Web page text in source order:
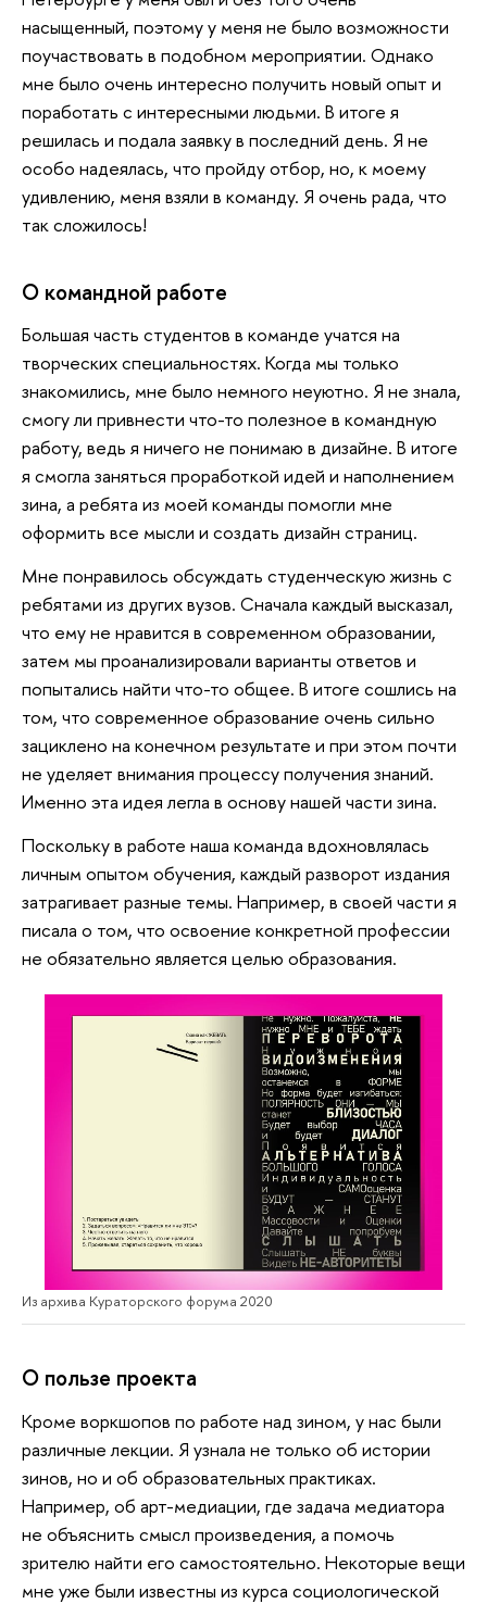
насыщенный, поэтому у меня не было возможности
поучаствовать в подобном мероприятии. Однако
мне было очень интересно получить новый опыт и
поработать с интересными людьми. В итоге я
решилась и подала заявку в последний день. Я не
особо надеялась, что пройду отбор, но, к моему
удивлению, меня взяли в команду. Я очень рада, что
так сложилось!
О командной работе
Большая часть студентов в команде учатся на
творческих специальностях. Когда мы только
знакомились, мне было немного неуютно. Я не знала,
смогу ли привнести что-то полезное в командную
работу, ведь я ничего не понимаю в дизайне. В итоге
я смогла заняться проработкой идей и наполнением
зина, а ребята из моей команды помогли мне
оформить все мысли и создать дизайн страниц.
Мне понравилось обсуждать студенческую жизнь с
ребятами из других вузов. Сначала каждый высказал,
что ему не нравится в современном образовании,
затем мы проанализировали варианты ответов и
попытались найти что-то общее. В итоге сошлись на
том, что современное образование очень сильно
зациклено на конечном результате и при этом почти
не уделяет внимания процессу получения знаний.
Именно эта идея легла в основу нашей части зина.
Поскольку в работе наша команда вдохновлялась
личным опытом обучения, каждый разворот издания
затрагивает разные темы. Например, в своей части я
писала о том, что освоение конкретной профессии
не обязательно является целью образования.
Из архива Кураторского форума 2020
О пользе проекта
Кроме воркшопов по работе над зином, у нас были
различные лекции. Я узнала не только об истории
зинов, но и об образовательных практиках.
Например, об арт-медиации, где задача медиатора
не объяснить смысл произведения, а помочь
зрителю найти его самостоятельно. Некоторые вещи
мне уже были известны из курса социологической